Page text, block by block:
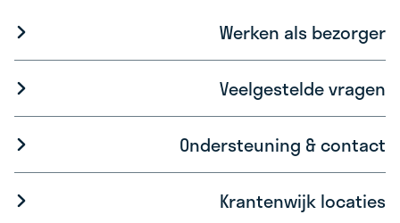
Werken als bezorger
Veelgestelde vragen
Ondersteuning & contact
Krantenwijk locaties